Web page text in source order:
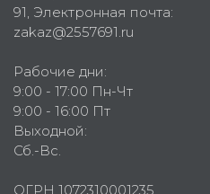
91, Электронная почта:
zakaz@2557691.ru
Рабочие дни:
9:00 - 17:00 Пн-Чт
9:00 - 16:00 Пт
Выходной:
Сб.-Вс.
ОГРН 1072310001235